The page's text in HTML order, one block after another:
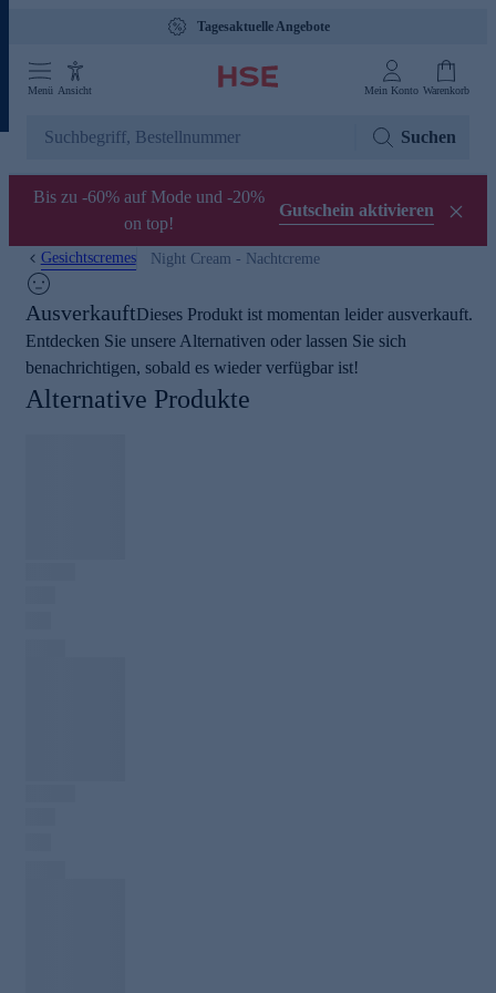
Tagesaktuelle Angebote
Menü Ansicht Mein Konto Warenkorb
Suchen
Bis zu -60% auf Mode und -20%
on top!
Gutschein aktivieren
Gesichtscremes Night Cream - Nachtcreme
AusverkauftDieses Produkt ist momentan leider ausverkauft.
Entdecken Sie unsere Alternativen oder lassen Sie sich
benachrichtigen, sobald es wieder verfügbar ist!
Alternative Produkte